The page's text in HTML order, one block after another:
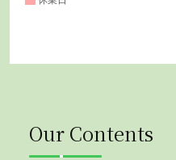
Our Contents